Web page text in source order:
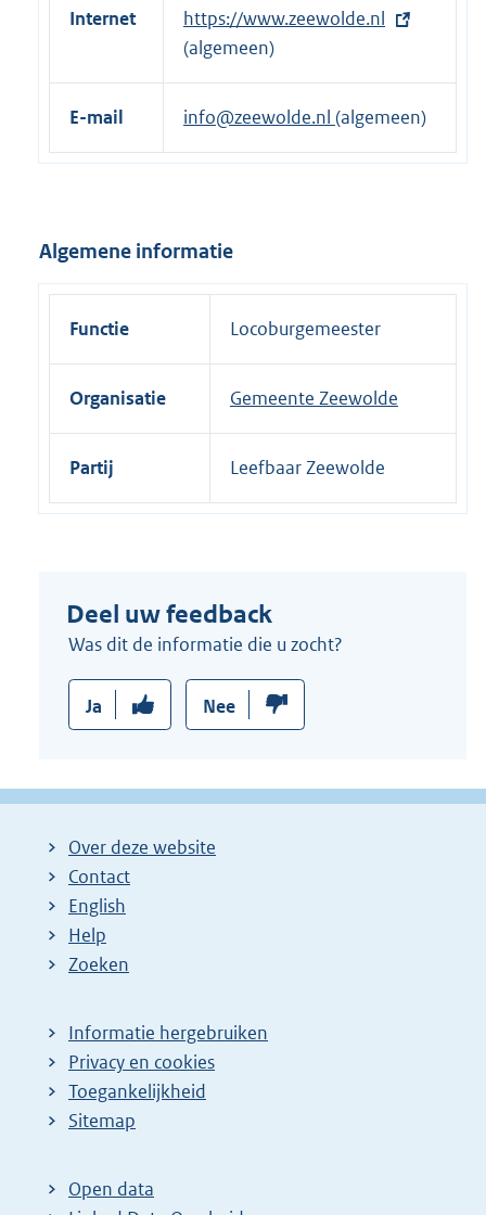
Internet
E
x
t
e
n
i
n
https://www.zeewolde.nl
(algemeen)
E-mail info@zeewolde.nl (algemeen)
Algemene informatie
Functie Locoburgemeester
Organisatie Gemeente Zeewolde
Partij Leefbaar Zeewolde
Deel uw feedback
Was dit de informatie die u zocht?
Ja Nee
Over deze website
Contact
English
Help
Zoeken
Informatie hergebruiken
Privacy en cookies
Toegankelijkheid
Sitemap
Open data